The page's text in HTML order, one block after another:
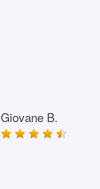
Giovane B.